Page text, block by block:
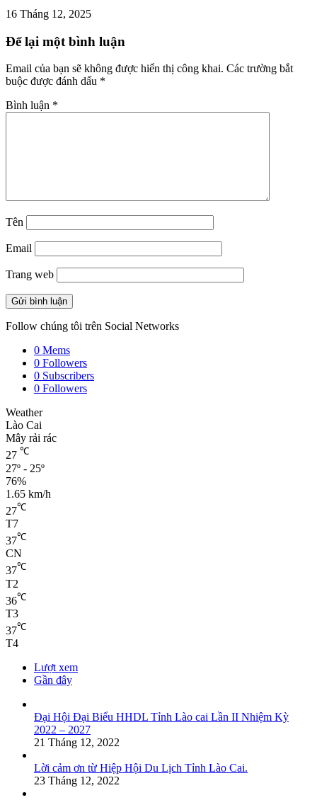
16 Tháng 12, 2025
Để lại một bình luận
Email của bạn sẽ không được hiển thị công khai. Các trường bắt
buộc được đánh dấu *
Bình luận *
Tên
Email
Trang web
Follow chúng tôi trên Social Networks
0 Mems
0 Followers
0 Subscribers
0 Followers
Weather
Lào Cai
Mây rải rác
27 ℃
27º - 25º
76%
1.65 km/h
27℃
T7
37℃
CN
37℃
T2
36℃
T3
37℃
T4
Lượt xem
Gần đây
Đại Hội Đại Biểu HHDL Tỉnh Lào cai Lần II Nhiệm Kỳ
2022 – 2027
21 Tháng 12, 2022
Lời cảm ơn từ Hiệp Hội Du Lịch Tỉnh Lào Cai.
23 Tháng 12, 2022